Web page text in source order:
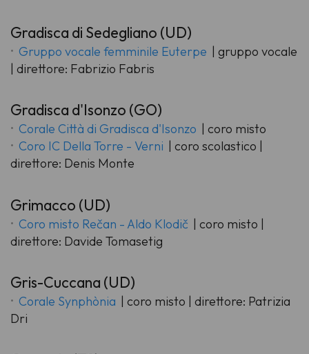
Gradisca di Sedegliano (UD)
Gruppo vocale femminile Euterpe | gruppo vocale
| direttore: Fabrizio Fabris
Gradisca d'Isonzo (GO)
Corale Città di Gradisca d'Isonzo | coro misto
Coro IC Della Torre - Verni | coro scolastico |
direttore: Denis Monte
Grimacco (UD)
Coro misto Rečan - Aldo Klodič | coro misto |
direttore: Davide Tomasetig
Gris-Cuccana (UD)
Corale Synphònia | coro misto | direttore: Patrizia
Dri